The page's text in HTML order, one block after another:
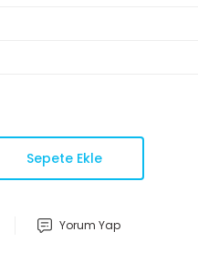
Sepete Ekle
Yorum Yap